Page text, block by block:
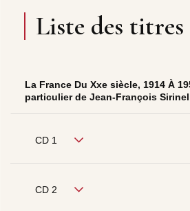
Liste des titres
La France Du Xxe siècle, 1914 À
particulier de Jean-François
CD 1
CD 2